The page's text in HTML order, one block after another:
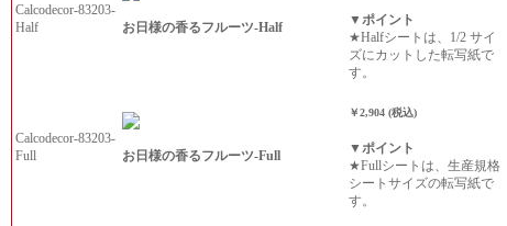
Calcodecor-83203-
Half
お日様の香るフルーツ-Half
▼ポイント
★Halfシートは、1/2 サイ
ズにカットした転写紙で
す。
Calcodecor-83203-
Full
お日様の香るフルーツ-Full
￥2,904 (税込)
▼ポイント
★Fullシートは、生産規格
シートサイズの転写紙で
す。